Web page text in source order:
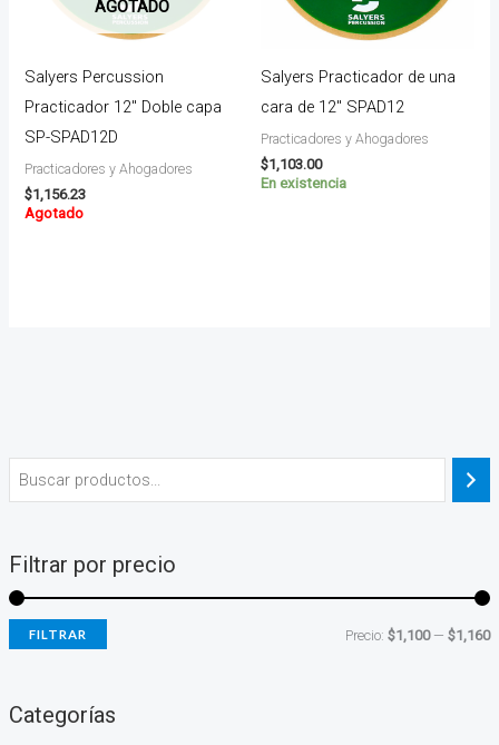
Filtrar por precio
FILTRAR Precio:$1,100—$1,160
Categorías
AGOTADO
Salyers Percussion
Practicador 12″ Doble capa
SP-SPAD12D
Practicadores y Ahogadores
$1,156.23
Agotado
Salyers Practicador de una
cara de 12″ SPAD12
Practicadores y Ahogadores
$1,103.00
En existencia